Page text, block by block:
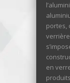
portes,
en